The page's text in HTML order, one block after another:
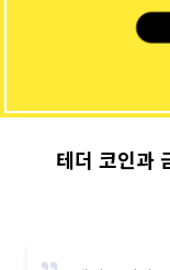
테더 코인과